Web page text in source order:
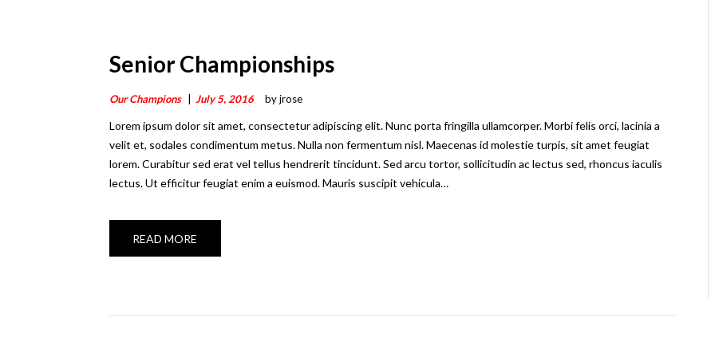
Senior Championships
Our Champions July 5, 2016 by jrose
Lorem ipsum dolor sit amet, consectetur adipiscing elit. Nunc porta fringilla ullamcorper. Morbi felis orci, lacinia a
velit et, sodales condimentum metus. Nulla non fermentum nisl. Maecenas id molestie turpis, sit amet feugiat
lorem. Curabitur sed erat vel tellus hendrerit tincidunt. Sed arcu tortor, sollicitudin ac lectus sed, rhoncus iaculis
lectus. Ut efficitur feugiat enim a euismod. Mauris suscipit vehicula…
READ MORE